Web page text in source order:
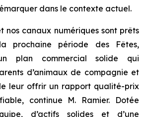
dans le contexte actuel.
nos canaux numériques sont prêts
prochaine période des Fêtes,
plan commercial solide qui
d’animaux de compagnie et
leur offrir un rapport qualité-prix
continue M. Ramier. Dotée
d’actifs solides et d’une